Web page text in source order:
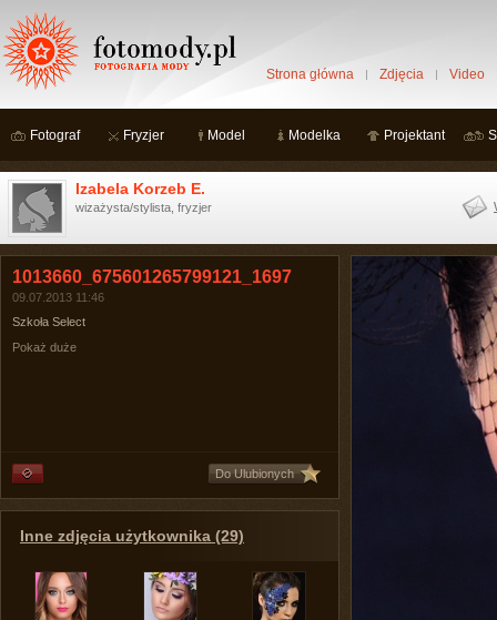
Strona główna Zdjęcia Video
Fotograf Fryzjer Model Modelka Projektant
Izabela Korzeb E.
wizażysta/stylista, fryzjer
1013660_675601265799121_1697
09.07.2013 11:46
Szkoła Select
Pokaż duże
Do Ulubionych
Inne zdjęcia użytkownika (29)